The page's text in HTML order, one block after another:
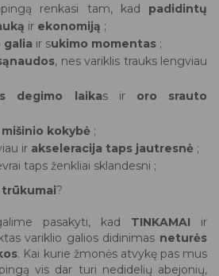
renkasi tam, kad padidintų
ir ekonomiją ;
galia ir sukimo momentas ;
, nes variklis trauks lengviau
degimo laikas ir oro srauto
kokybė ;
ir akseleracija taps jautresnė ;
taps ženkliai sklandesni ;
trūkumai?
pasakyti, kad TINKAMAI ir
variklio galios didinimas neturės
. Kai kurie žmonės atvykę pas mus
vis dar turi nedidelių abejonių,